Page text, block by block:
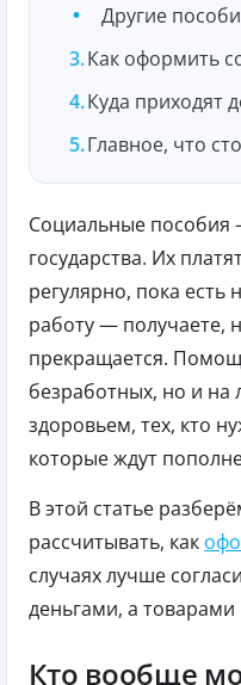
Другие
Как оформить
Куда приходят
Главное, что
Социальные пособия
государства. Их
регулярно, пока
работу — получаете,
прекращается.
безработных, но и
здоровьем, тех, кто
которые ждут
В этой статье
рассчитывать, как
случаях лучше
деньгами, а товарами
Кто вообще